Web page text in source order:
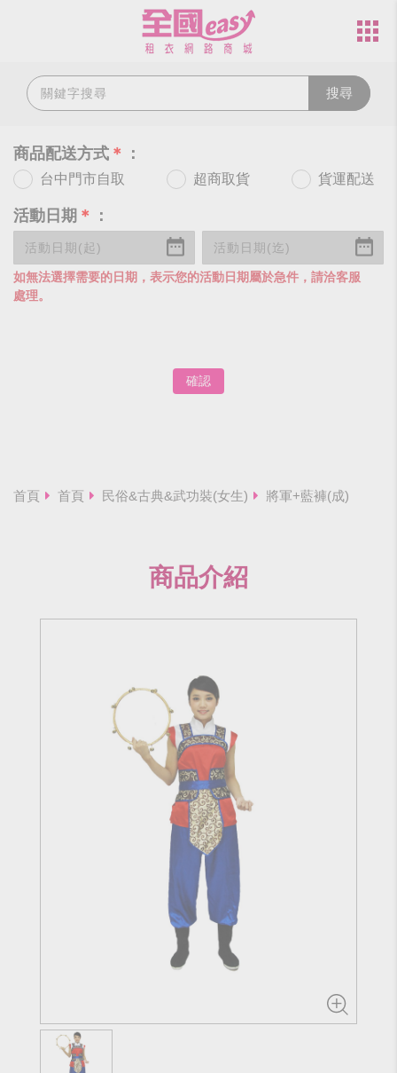
搜尋
商品配送方式 ＊ ：
台中門市自取 超商取貨 貨運配送
活動日期 ＊ ：
如無法選擇需要的日期，表示您的活動日期屬於急件，請洽客服
處理。
確認
首頁 首頁 民俗&古典&武功裝(女生) 將軍+藍褲(成)
商品介紹